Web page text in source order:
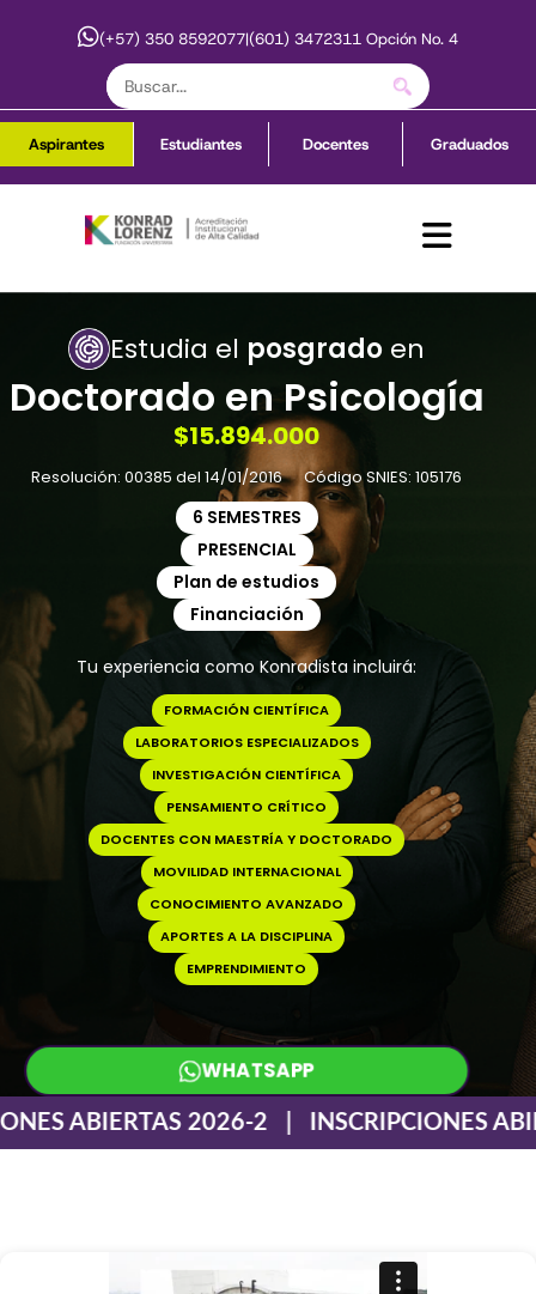
(+57) 350 8592077|(601) 3472311 Opción No. 4
Aspirantes Estudiantes Docentes Graduados
Estudia el posgrado en
Doctorado en Psicología
$15.894.000
Resolución: 00385 del 14/01/2016 Código SNIES: 105176
6 SEMESTRES
PRESENCIAL
Plan de estudios
Financiación
Tu experiencia como Konradista incluirá:
FORMACIÓN CIENTÍFICA
LABORATORIOS ESPECIALIZADOS
INVESTIGACIÓN CIENTÍFICA
PENSAMIENTO CRÍTICO
DOCENTES CON MAESTRÍA Y DOCTORADO
MOVILIDAD INTERNACIONAL
CONOCIMIENTO AVANZADO
APORTES A LA DISCIPLINA
EMPRENDIMIENTO
WHATSAPP
ABIERTAS 2026-2 | INSCRIPCIONES